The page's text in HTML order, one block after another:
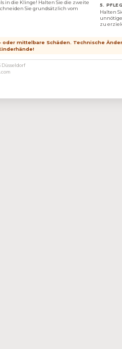
in die Klinge! Halten Sie die zweite
Sie grundsätzlich vom
5.
Halten
zu
oder mittelbare Schäden. Technische
Düsseldorf